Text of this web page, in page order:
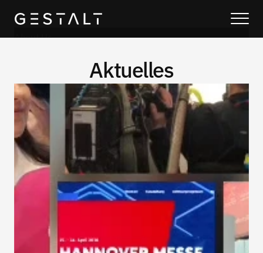
About Us
Über uns
Services
Process
Coming Soon
Legal
Book a call
Aktuelles